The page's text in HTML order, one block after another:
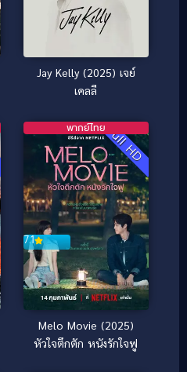
Jay Kelly (2025) เจย์
เคลลี
Full HD
7.1
พากย์ไทย
Melo Movie (2025)
หัวใจตึกตัก หนังรักใจฟู